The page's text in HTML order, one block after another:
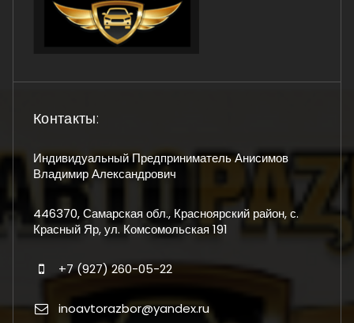
Контакты:
Индивидуальный Предприниматель Анисимов
Владимир Александрович
446370, Самарская обл., Красноярский район, с.
Красный Яр, ул. Комсомольская 191
+7 (927) 260-05-22
inoavtorazbor@yandex.ru